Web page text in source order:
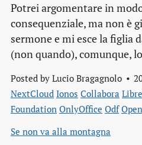
Potrei argomentare in
consequenziale, ma non è
sermone e mi esce la figlia
(non quando), comunque,
Posted by Lucio Bragagnolo
NextCloud Ionos Collabora
Foundation OnlyOffice Odf
Se non va alla montagna